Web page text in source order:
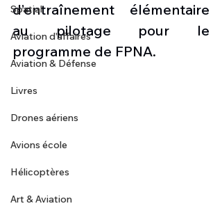
Spatial
Aviation d'affaires
Aviation & Défense
Livres
Drones aériens
Avions école
Hélicoptères
Art & Aviation
d’entraînement élémentaire
au pilotage pour le
programme de FPNA.